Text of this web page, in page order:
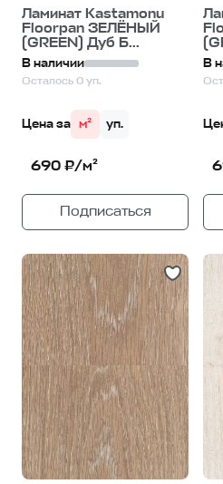
Ламинат Kastamonu
Floorpan ЗЕЛЁНЫЙ
(GREEN) Дуб Б...
В наличии
Осталось 0 уп.
Цена за м² уп.
690 ₽/м²
Подписаться
В